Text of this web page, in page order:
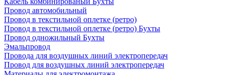
Провод автомобильный
Провод в текстильной оплетке (ретро)
Провод в текстильной оплетке (ретро) Бухты
Провод одножильный Бухты
Эмальпровод
Провода для воздушных линий электропередач
Провод для воздушных линий электропередач